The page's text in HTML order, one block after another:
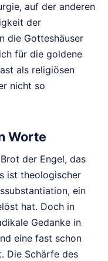
auf der anderen
der
die Gotteshäuser
für die goldene
als religiösen
nicht so
Worte
der Engel, das
ist theologischer
ein
hat. Doch in
Gedanke in
eine fast schon
Die Schärfe des